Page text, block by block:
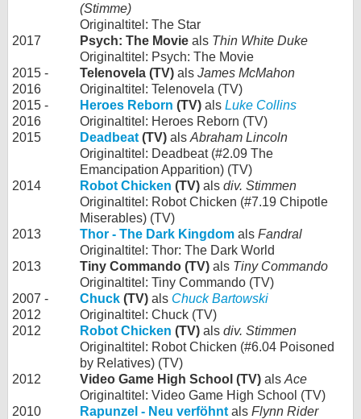
(Stimme)
Originaltitel: The Star
2017
Psych: The Movie als Thin White Duke
Originaltitel: Psych: The Movie
2015 -
2016
Telenovela (TV) als James McMahon
Originaltitel: Telenovela (TV)
2015 -
2016
Heroes Reborn (TV) als Luke Collins
Originaltitel: Heroes Reborn (TV)
2015
Deadbeat (TV) als Abraham Lincoln
Originaltitel: Deadbeat (#2.09 The
Emancipation Apparition) (TV)
2014
Robot Chicken (TV) als div. Stimmen
Originaltitel: Robot Chicken (#7.19 Chipotle
Miserables) (TV)
2013
Thor - The Dark Kingdom als Fandral
Originaltitel: Thor: The Dark World
2013
Tiny Commando (TV) als Tiny Commando
Originaltitel: Tiny Commando (TV)
2007 -
2012
Chuck (TV) als Chuck Bartowski
Originaltitel: Chuck (TV)
2012
Robot Chicken (TV) als div. Stimmen
Originaltitel: Robot Chicken (#6.04 Poisoned
by Relatives) (TV)
2012
Video Game High School (TV) als Ace
Originaltitel: Video Game High School (TV)
2010
Rapunzel - Neu verföhnt als Flynn Rider